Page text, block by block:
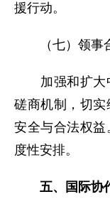
援行动。
（七）领事
加强和扩大
磋商机制，切
安全与合法权益
度性安排。
五、国际协